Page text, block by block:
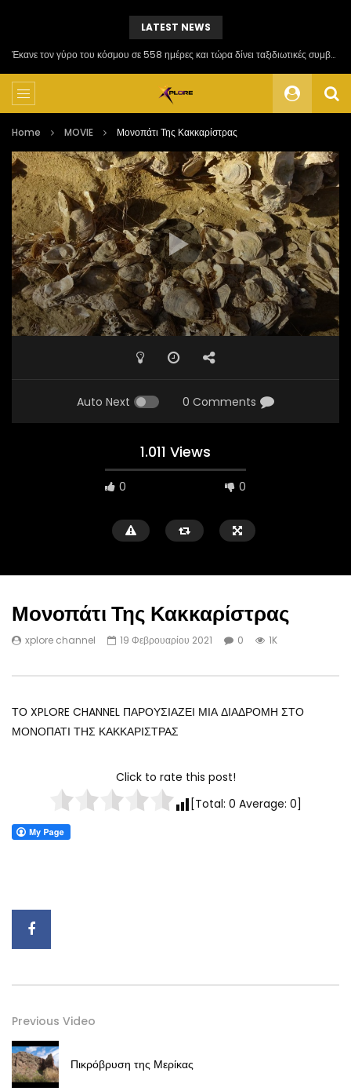
LATEST NEWS
Έκανε τον γύρο του κόσμου σε 558 ημέρες και τώρα δίνει ταξιδιωτικές συμβουλές
Home MOVIE Μονοπάτι Της Κακκαρίστρας
Πρόγραμμα
Αναπαραγωγής
Βίντεο
00:00 11:28
Auto Next 0 Comments
1.011 Views
0 0
Μονοπάτι Της Κακκαρίστρας
xplore channel 19 Φεβρουαρίου 2021 0 1K
ΤΟ XPLORE CHANNEL ΠΑΡΟΥΣΙΑΖΕΙ ΜΙΑ ΔΙΑΔΡΟΜΗ ΣΤΟ
ΜΟΝΟΠΑΤΙ ΤΗΣ ΚΑΚΚΑΡΙΣΤΡΑΣ
Click to rate this post!
[Total: 0 Average: 0]
Previous Video
Πικρόβρυση της Μερίκας